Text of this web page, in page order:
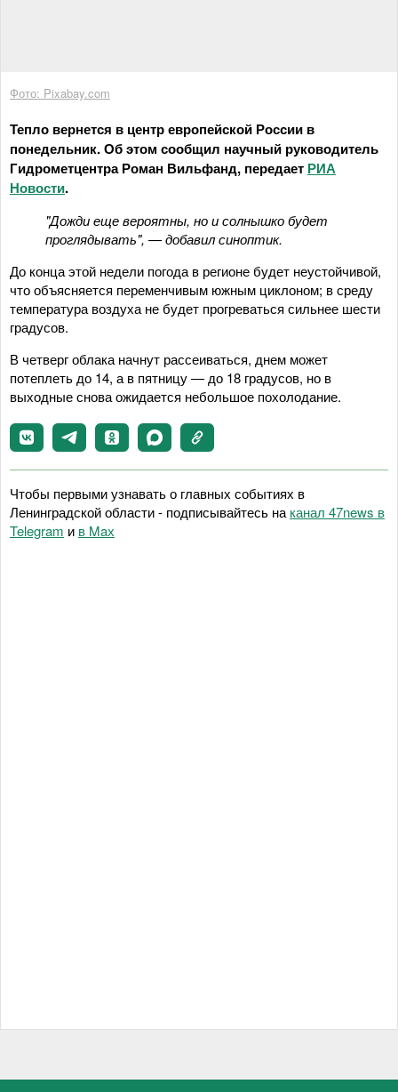
Фото: Pixabay.com
Тепло вернется в центр европейской России в
понедельник. Об этом сообщил научный руководитель
Гидрометцентра Роман Вильфанд, передает РИА
Новости.
"Дожди еще вероятны, но и солнышко будет
проглядывать", — добавил синоптик.
До конца этой недели погода в регионе будет неустойчивой,
что объясняется переменчивым южным циклоном; в среду
температура воздуха не будет прогреваться сильнее шести
градусов.
В четверг облака начнут рассеиваться, днем может
потеплеть до 14, а в пятницу — до 18 градусов, но в
выходные снова ожидается небольшое похолодание.
Чтобы первыми узнавать о главных событиях в
Ленинградской области - подписывайтесь на канал 47news в
Telegram и в Maх